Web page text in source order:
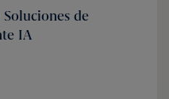
de
IA